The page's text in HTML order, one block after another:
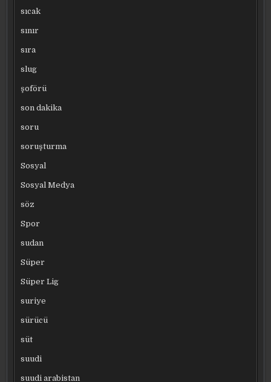
sıcak
sınır
sıra
slug
şoförü
son dakika
soru
soruşturma
Sosyal
Sosyal Medya
söz
Spor
sudan
Süper
Süper Lig
suriye
sürücü
süt
suudi
suudi arabistan